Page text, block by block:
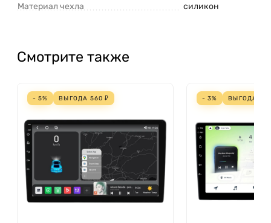
Материал чехла силикон
Смотрите также
- 5% ВЫГОДА 560 ₽ - 3% ВЫГОДА